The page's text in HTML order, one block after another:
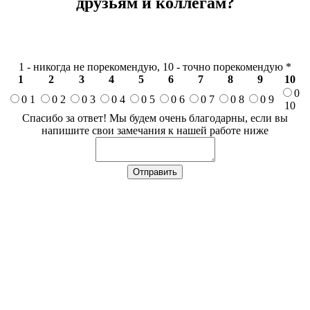
1 - никогда не порекомендую, 10 - точно порекомендую *
1
2 3 4 5 6 7 8 9
10
0 1
0 2 0 3 0 4 0 5 0 6 0 7 0 8 0 9
0
10
Спасибо за ответ! Мы будем очень благодарны, если вы
напишите свои замечания к нашей работе ниже
Отправить